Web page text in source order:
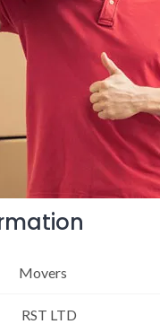
Movers
RST LTD